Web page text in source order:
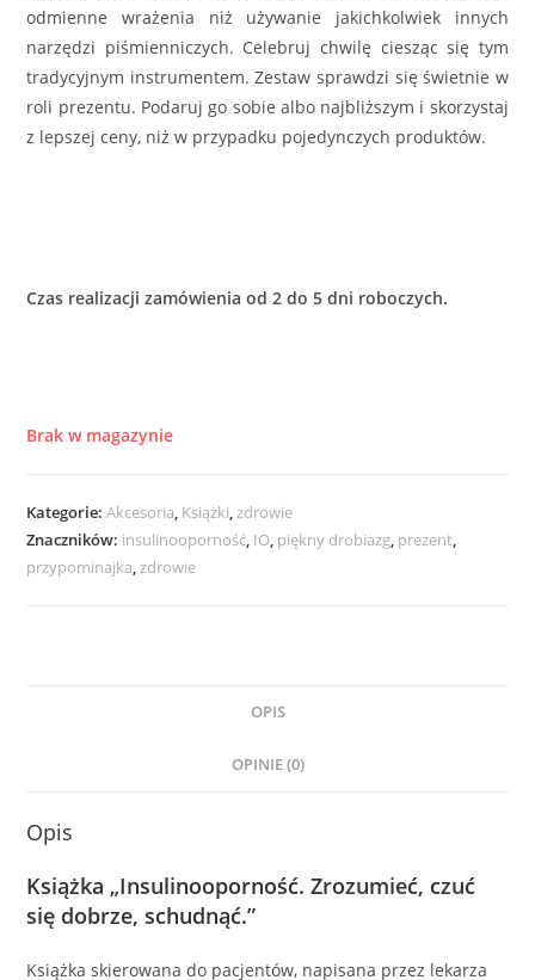
odmienne wrażenia niż używanie jakichkolwiek innych
narzędzi piśmienniczych. Celebruj chwilę ciesząc się tym
tradycyjnym instrumentem. Zestaw sprawdzi się świetnie w
roli prezentu. Podaruj go sobie albo najbliższym i skorzystaj
z lepszej ceny, niż w przypadku pojedynczych produktów.
Czas realizacji zamówienia od 2 do 5 dni roboczych.
Brak w magazynie
Kategorie:Akcesoria, Książki,zdrowie
Znaczników: insulinooporność, IO, piękny drobiazg, prezent,
przypominajka,zdrowie
OPIS
OPINIE (0)
Opis
Książka „Insulinooporność. Zrozumieć, czuć
się dobrze, schudnąć.”
Książka skierowana do pacjentów, napisana przez lekarza